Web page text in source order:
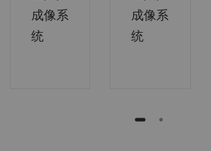
成像系
统
成像系
统